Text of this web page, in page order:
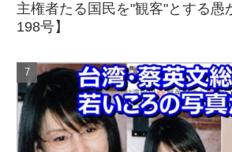
主権者たる国民を"観客"とする愚
198号】